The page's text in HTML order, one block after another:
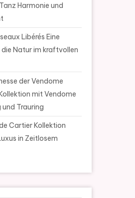
Harmonie und
Libérés Eine
Natur im kraftvollen
der Vendome
mit Vendome
Trauring
Cartier Kollektion
in Zeitlosem